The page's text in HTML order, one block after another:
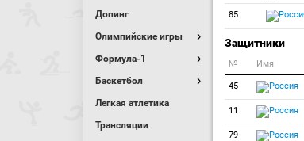
Допинг
Олимпийские игры
Формула-1
Баскетбол
Легкая атлетика
Трансляции
85
Защитники
№ Имя
45
11
79